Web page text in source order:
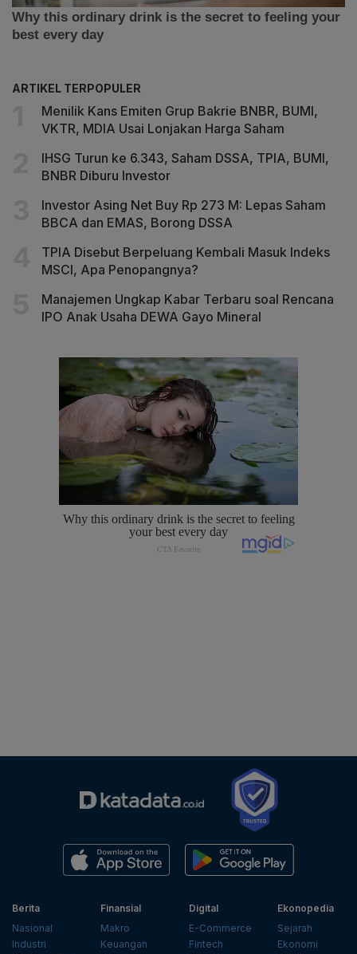
ARTIKEL TERPOPULER
Menilik Kans Emiten Grup Bakrie BNBR, BUMI,
VKTR, MDIA Usai Lonjakan Harga Saham
IHSG Turun ke 6.343, Saham DSSA, TPIA, BUMI,
BNBR Diburu Investor
Investor Asing Net Buy Rp 273 M: Lepas Saham
BBCA dan EMAS, Borong DSSA
TPIA Disebut Berpeluang Kembali Masuk Indeks
MSCI, Apa Penopangnya?
Manajemen Ungkap Kabar Terbaru soal Rencana
IPO Anak Usaha DEWA Gayo Mineral
Berita
Nasional
Industri
Finansial
Makro
Keuangan
Digital
E-Commerce
Fintech
Ekonopedia
Sejarah
Ekonomi